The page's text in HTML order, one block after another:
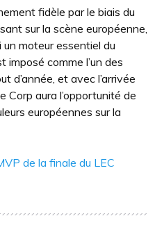
fidèle par le biais du
sur la scène européenne,
un moteur essentiel du
imposé comme l’un des
d’année, et avec l’arrivée
Corp aura l’opportunité de
européennes sur la
de la finale du LEC